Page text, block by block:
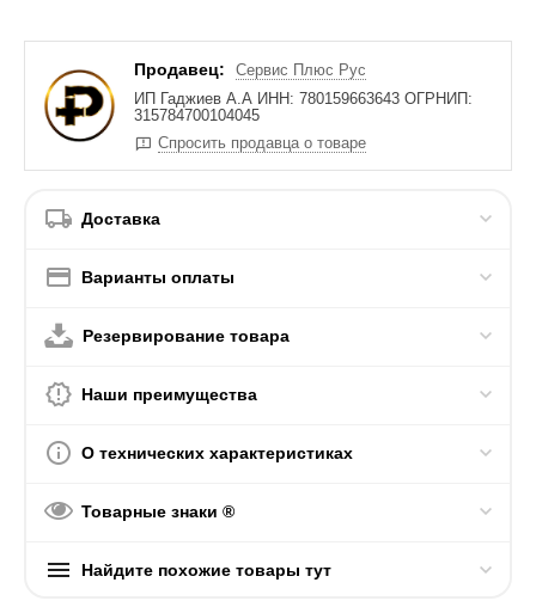
Продавец:
Сервис Плюс Рус
ИП Гаджиев А.А ИНН: 780159663643 ОГРНИП:
315784700104045
Спросить продавца о товаре
Доставка
Варианты оплаты
Резервирование товара
Наши преимущества
О технических характеристиках
Товарные знаки ®
Найдите похожие товары тут